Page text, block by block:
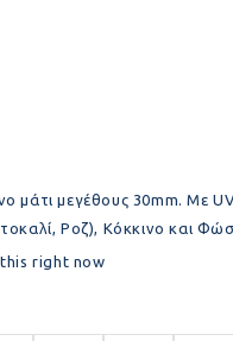
μάτι μεγέθους 30mm. Με
Ροζ), Κόκκινο και
right now